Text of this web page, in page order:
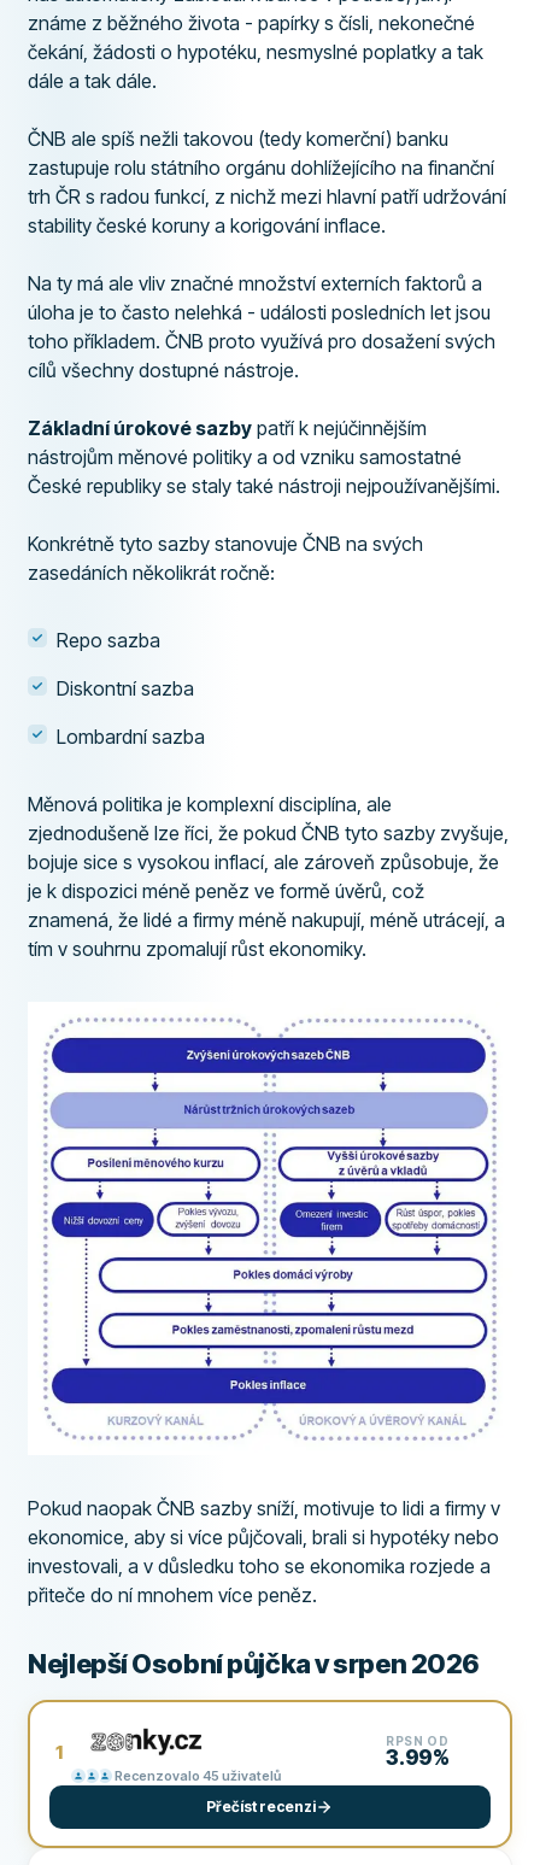
známe z běžného života - papírky s čísli, nekonečné
čekání, žádosti o hypotéku, nesmyslné poplatky a tak
dále a tak dále.
ČNB ale spíš nežli takovou (tedy komerční) banku
zastupuje rolu státního orgánu dohlížejícího na finanční
trh ČR s radou funkcí, z nichž mezi hlavní patří udržování
stability české koruny a korigování inflace.
Na ty má ale vliv značné množství externích faktorů a
úloha je to často nelehká - události posledních let jsou
toho příkladem. ČNB proto využívá pro dosažení svých
cílů všechny dostupné nástroje.
Základní úrokové sazby patří k nejúčinnějším
nástrojům měnové politiky a od vzniku samostatné
České republiky se staly také nástroji nejpoužívanějšími.
Konkrétně tyto sazby stanovuje ČNB na svých
zasedáních několikrát ročně:
Repo sazba
Diskontní sazba
Lombardní sazba
Měnová politika je komplexní disciplína, ale
zjednodušeně lze říci, že pokud ČNB tyto sazby zvyšuje,
bojuje sice s vysokou inflací, ale zároveň způsobuje, že
je k dispozici méně peněz ve formě úvěrů, což
znamená, že lidé a firmy méně nakupují, méně utrácejí, a
tím v souhrnu zpomalují růst ekonomiky.
Pokud naopak ČNB sazby sníží, motivuje to lidi a firmy v
ekonomice, aby si více půjčovali, brali si hypotéky nebo
investovali, a v důsledku toho se ekonomika rozjede a
přiteče do ní mnohem více peněz.
Nejlepší Osobní půjčka v srpen 2026
1
Recenzovalo 45 uživatelů
RPSN OD
3.99%
Přečíst recenzi